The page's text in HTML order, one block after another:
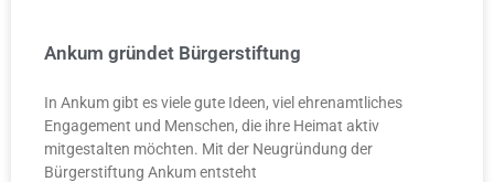
Ankum gründet Bürgerstiftung
In Ankum gibt es viele gute Ideen, viel ehrenamtliches
Engagement und Menschen, die ihre Heimat aktiv
mitgestalten möchten. Mit der Neugründung der
Bürgerstiftung Ankum entsteht